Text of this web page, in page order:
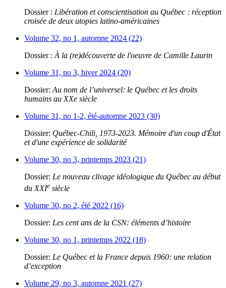
Dossier : Libération et conscientisation au Québec : réception
croisée de deux utopies latino-américaines
Volume 32, no 1, automne 2024 (22)
Dossier : À la (re)découverte de l'oeuvre de Camille Laurin
Volume 31, no 3, hiver 2024 (20)
Dossier: Au nom de l’universel: le Québec et les droits
humains au XXe siècle
Volume 31, no 1-2, été-automne 2023 (30)
Dossier: Québec-Chili, 1973-2023. Mémoire d'un coup d'État
et d'une expérience de solidarité
Volume 30, no 3, printemps 2023 (21)
Dossier: Le nouveau clivage idéologique du Québec au début
du XXIe siècle
Volume 30, no 2, été 2022 (16)
Dossier: Les cent ans de la CSN: éléments d’histoire
Volume 30, no 1, printemps 2022 (18)
Dossier: Le Québec et la France depuis 1960: une relation
d’exception
Volume 29, no 3, automne 2021 (27)